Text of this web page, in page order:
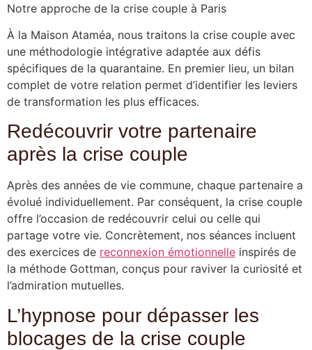
Notre approche de la crise couple à Paris
À la Maison Ataméa, nous traitons la crise couple avec
une méthodologie intégrative adaptée aux défis
spécifiques de la quarantaine. En premier lieu, un bilan
complet de votre relation permet d’identifier les leviers
de transformation les plus efficaces.
Redécouvrir votre partenaire
après la crise couple
Après des années de vie commune, chaque partenaire a
évolué individuellement. Par conséquent, la crise couple
offre l’occasion de redécouvrir celui ou celle qui
partage votre vie. Concrètement, nos séances incluent
des exercices de reconnexion émotionnelle inspirés de
la méthode Gottman, conçus pour raviver la curiosité et
l’admiration mutuelles.
L’hypnose pour dépasser les
blocages de la crise couple